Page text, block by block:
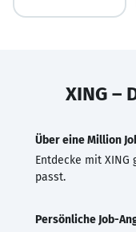
XING –
Über eine Million
Entdecke mit XING
passt.
Persönliche Job-